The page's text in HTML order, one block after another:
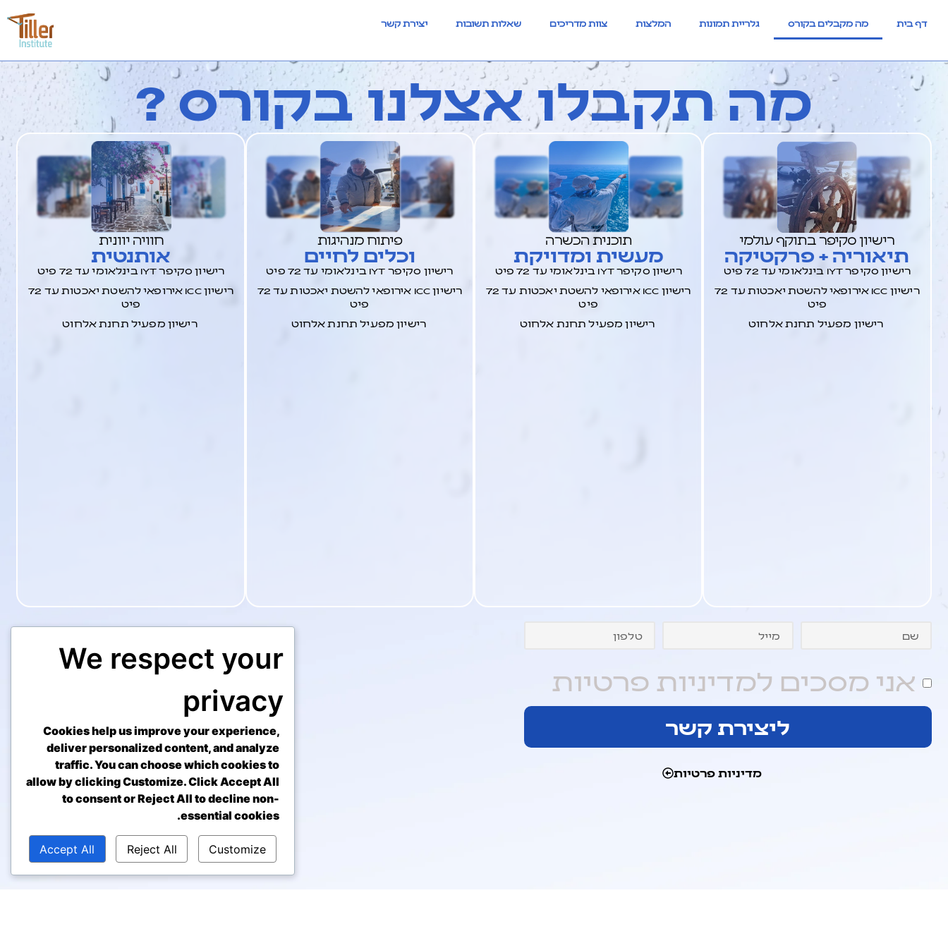
דף בית מה מקבלים בקורס גלריית תמונות המלצות צוות מדריכים שאלות תשובות יצירת קשר
מה תקבלו אצלנו בקורס ?
רישיון סקיפר IYT בינלאומי עד 72 פיט
רישיון ICC אירופאי להשטת יאכטות עד 72
פיט
רישיון מפעיל תחנת אלחוט
רישיון סקיפר בתוקף עולמי
תיאוריה + פרקטיקה
רישיון סקיפר IYT בינלאומי עד 72 פיט
רישיון ICC אירופאי להשטת יאכטות עד 72
פיט
רישיון מפעיל תחנת אלחוט
תוכנית הכשרה
מעשית ומדויקת
רישיון סקיפר IYT בינלאומי עד 72 פיט
רישיון ICC אירופאי להשטת יאכטות עד 72
פיט
רישיון מפעיל תחנת אלחוט
פיתוח מנהיגות
וכלים לחיים
רישיון סקיפר IYT בינלאומי עד 72 פיט
רישיון ICC אירופאי להשטת יאכטות עד 72
פיט
רישיון מפעיל תחנת אלחוט
חוויה יוונית
אותנטית
אני מסכים למדיניות פרטיות
ליצירת קשר
מדיניות פרטיות
We respect your
privacy
Cookies help us improve your experience,
deliver personalized content, and analyze
traffic. You can choose which cookies to
allow by clickingCustomize. ClickAccept All
to consent orReject All to decline non-
essential cookies.
Customize
Reject All
Accept All